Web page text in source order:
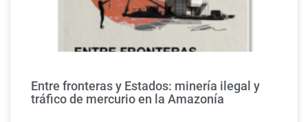
Entre fronteras y Estados: minería ilegal y
tráfico de mercurio en la Amazonía